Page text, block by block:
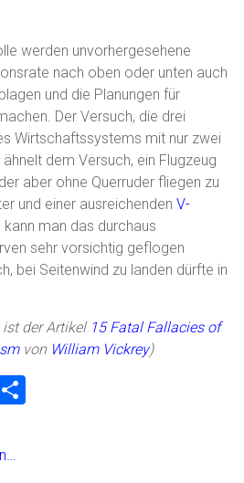
werden unvorhergesehene
nach oben oder unten auch
und die Planungen für
Der Versuch, die drei
Wirtschaftssystems mit nur zwei
dem Versuch, ein Flugzeug
aber ohne Querruder fliegen zu
und einer ausreichendenV-
man das durchaus
sehr vorsichtig geflogen
bei Seitenwind zu landen dürfte in
ist der Artikel 15 Fatal Fallacies of
von William Vickrey)
Pr